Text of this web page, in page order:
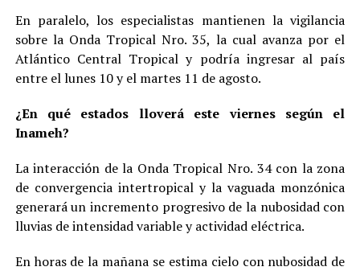
En paralelo, los especialistas mantienen la vigilancia
sobre la Onda Tropical Nro. 35, la cual avanza por el
Atlántico Central Tropical y podría ingresar al país
entre el lunes 10 y el martes 11 de agosto.
¿En qué estados lloverá este viernes según el
Inameh?
La interacción de la Onda Tropical Nro. 34 con la zona
de convergencia intertropical y la vaguada monzónica
generará un incremento progresivo de la nubosidad con
lluvias de intensidad variable y actividad eléctrica.
En horas de la mañana se estima cielo con nubosidad de